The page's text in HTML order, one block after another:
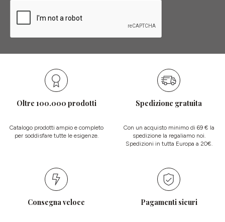
Oltre 100.000 prodotti
Catalogo prodotti ampio e completo
per soddisfare tutte le esigenze.
Spedizione gratuita
Con un acquisto minimo di 69 € la
spedizione la regaliamo noi.
Spedizioni in tutta Europa a 20€.
Consegna veloce Pagamenti sicuri